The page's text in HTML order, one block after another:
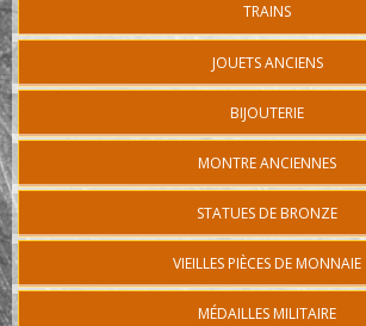
TRAINS
JOUETS ANCIENS
BIJOUTERIE
MONTRE ANCIENNES
STATUES DE BRONZE
VIEILLES PIÈCES DE MONNAIE
MÉDAILLES MILITAIRE